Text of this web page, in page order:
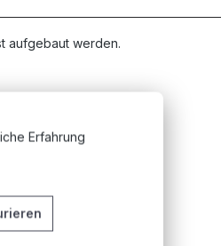
aufgebaut werden.
Erfahrung